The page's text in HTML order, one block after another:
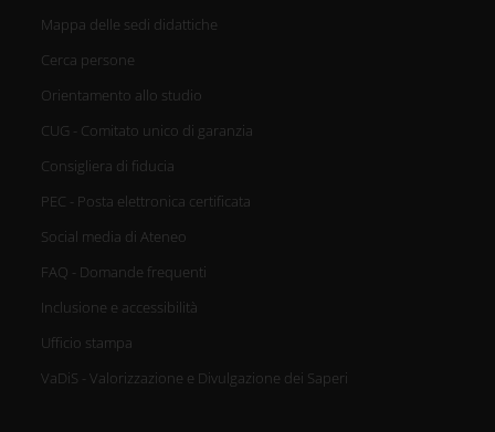
Mappa delle sedi didattiche
Cerca persone
Orientamento allo studio
CUG - Comitato unico di garanzia
Consigliera di fiducia
PEC - Posta elettronica certificata
Social media di Ateneo
FAQ - Domande frequenti
Inclusione e accessibilità
Ufficio stampa
VaDiS - Valorizzazione e Divulgazione dei Saperi